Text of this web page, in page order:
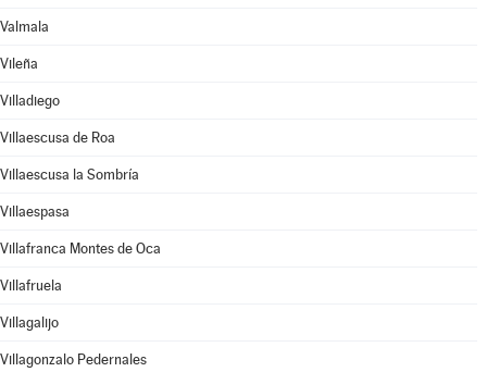
Valmala
Vileña
Villadiego
Villaescusa de Roa
Villaescusa la Sombría
Villaespasa
Villafranca Montes de Oca
Villafruela
Villagalijo
Villagonzalo Pedernales